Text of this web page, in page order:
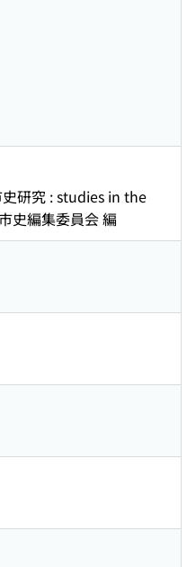
研究 : studies in the
史編集委員会 編